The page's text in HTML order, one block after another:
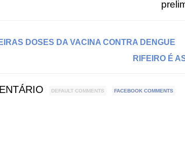
DOSES DA VACINA CONTRA DENGUE
RIFEIRO É
DEFAULT COMMENTS FACEBOOK COMMENTS